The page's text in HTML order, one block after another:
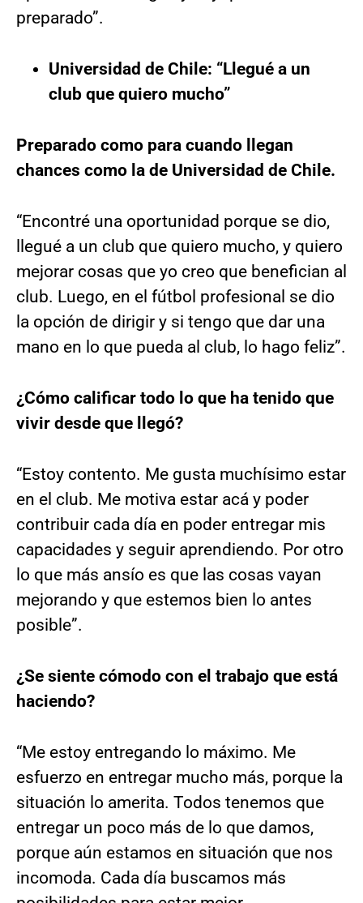
preparado”.
Universidad de Chile: “Llegué a un
club que quiero mucho”
Preparado como para cuando llegan
chances como la de Universidad de Chile.
“Encontré una oportunidad porque se dio,
llegué a un club que quiero mucho, y quiero
mejorar cosas que yo creo que benefician al
club. Luego, en el fútbol profesional se dio
la opción de dirigir y si tengo que dar una
mano en lo que pueda al club, lo hago feliz”.
¿Cómo calificar todo lo que ha tenido que
vivir desde que llegó?
“Estoy contento. Me gusta muchísimo estar
en el club. Me motiva estar acá y poder
contribuir cada día en poder entregar mis
capacidades y seguir aprendiendo. Por otro
lo que más ansío es que las cosas vayan
mejorando y que estemos bien lo antes
posible”.
¿Se siente cómodo con el trabajo que está
haciendo?
“Me estoy entregando lo máximo. Me
esfuerzo en entregar mucho más, porque la
situación lo amerita. Todos tenemos que
entregar un poco más de lo que damos,
porque aún estamos en situación que nos
incomoda. Cada día buscamos más